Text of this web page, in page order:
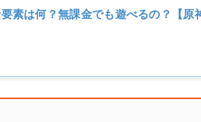
要素は何？無課金でも遊べるの？【